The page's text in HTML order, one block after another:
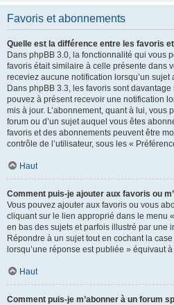
Favoris et abonnements
Quelle est la différence entre les favoris
Dans phpBB 3.0, la fonctionnalité qui vous
favoris était similaire à celle présente dans
receviez aucune notification lorsqu’un sujet
Dans phpBB 3.3, les favoris sont
pouvez à présent recevoir une notification
mis à jour. L’abonnement, quant à lui, vous
forum ou d’un sujet auquel vous êtes
favoris et des abonnements peuvent être
contrôle de l’utilisateur, sous les «
Haut
Comment puis-je ajouter aux favoris ou
Vous pouvez ajouter aux favoris ou vous
cliquant sur le lien approprié dans le menu
en bas des sujets et parfois illustré par une
Répondre à un sujet tout en cochant la
lorsqu’une réponse est publiée » équivaut
Haut
Comment puis-je m’abonner à un forum